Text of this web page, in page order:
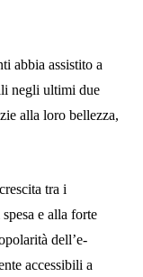
abbia assistito a
negli ultimi due
alla loro bellezza,
tra i
e alla forte
dell’e-
accessibili a